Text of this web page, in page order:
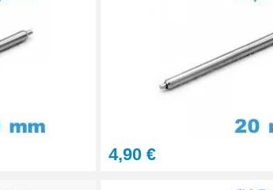
4,90 €